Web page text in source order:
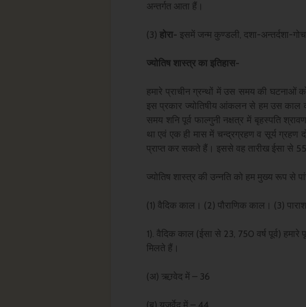
अन्तर्गत आता हैं।
(3) होरा- इसमें जन्म कुण्डली, दशा-अन्तर्दशा-
ज्योतिष शास्त्र का इतिहास-
हमारे प्राचीन ग्रन्थों में उस समय की घटनाओं को
इस प्रकार ज्योतिषीय आंकलन से हम उस काल
समय शनि पूर्व फाल्गुनी नक्षत्र में बृहस्पति
था एवं एक ही मास में चन्द्रग्रहण व सूर्य
प्राप्त कर सकते हैं। इससे वह तारीख ईसा से
ज्योतिष शास्त्र की उन्नति को हम मुख्य रूप से
(1) वैदिक काल। (2) पौराणिक काल। (3)
1). वैदिक काल (ईसा से 23, 750 वर्ष पूर्व) हमारे
मिलते हैं।
(अ) ऋग्र्वेद में – 36